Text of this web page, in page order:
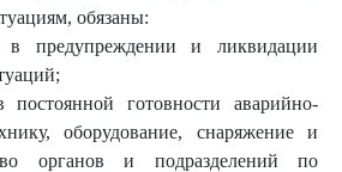
обязаны:
в предупреждении и ликвидации
постоянной готовности аварийно-
оборудование, снаряжение и
органов и подразделений по